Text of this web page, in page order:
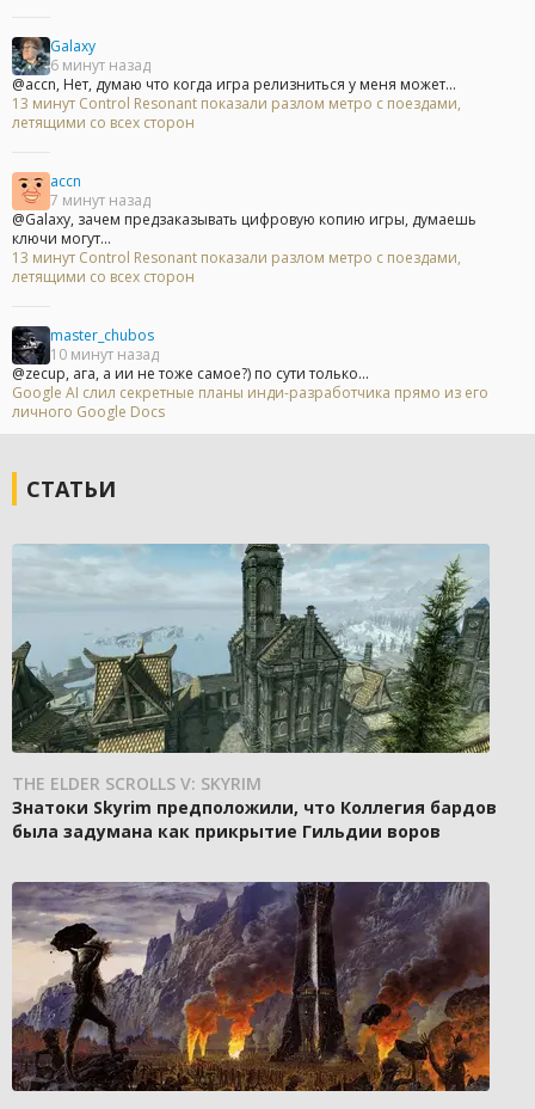
Galaxy
6 минут назад
@accn, Нет, думаю что когда игра релизниться у меня может...
13 минут Control Resonant показали разлом метро с поездами,
летящими со всех сторон
accn
7 минут назад
@Galaxy, зачем предзаказывать цифровую копию игры, думаешь
ключи могут...
13 минут Control Resonant показали разлом метро с поездами,
летящими со всех сторон
master_chubos
10 минут назад
@zecup, ага, а ии не тоже самое?) по сути только...
Google AI слил секретные планы инди-разработчика прямо из его
личного Google Docs
СТАТЬИ
THE ELDER SCROLLS V: SKYRIM
Знатоки Skyrim предположили, что Коллегия бардов
была задумана как прикрытие Гильдии воров